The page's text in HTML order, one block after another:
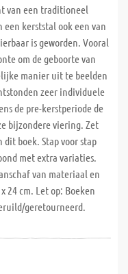
van een traditioneel
kerststal ook een van
is geworden. Vooral
om de geboorte van
manier uit te beelden
zeer individuele
de pre-kerstperiode de
bijzondere viering. Zet
boek. Stap voor stap
met extra variaties.
van materiaal en
24 cm. Let op: Boeken
geretourneerd.